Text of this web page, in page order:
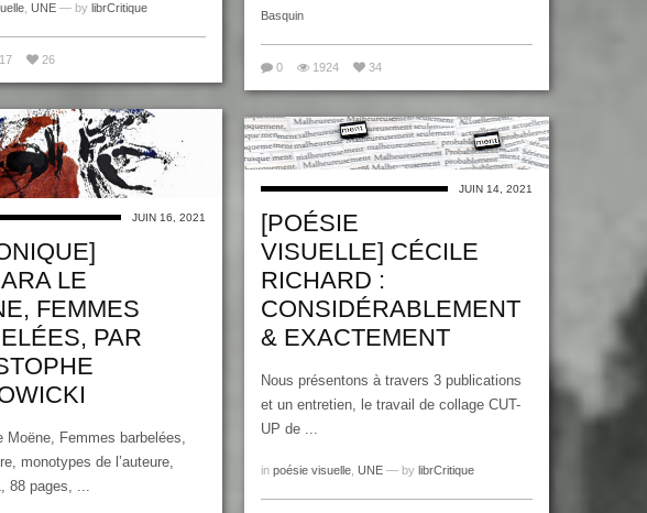
Basquin
0 1924 34
, UNE — by librCritique
26
JUIN 16, 2021
LE
FEMMES
PAR
Moëne, Femmes barbelées,
monotypes de l’auteure,
88 pages, ...
JUIN 14, 2021
[POÉSIE
VISUELLE] CÉCILE
RICHARD :
CONSIDÉRABLEMENT
& EXACTEMENT
Nous présentons à travers 3 publications
et un entretien, le travail de collage CUT-
UP de ...
in poésie visuelle UNE — by librCritique